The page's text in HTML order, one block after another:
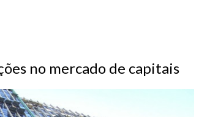
no mercado de capitais